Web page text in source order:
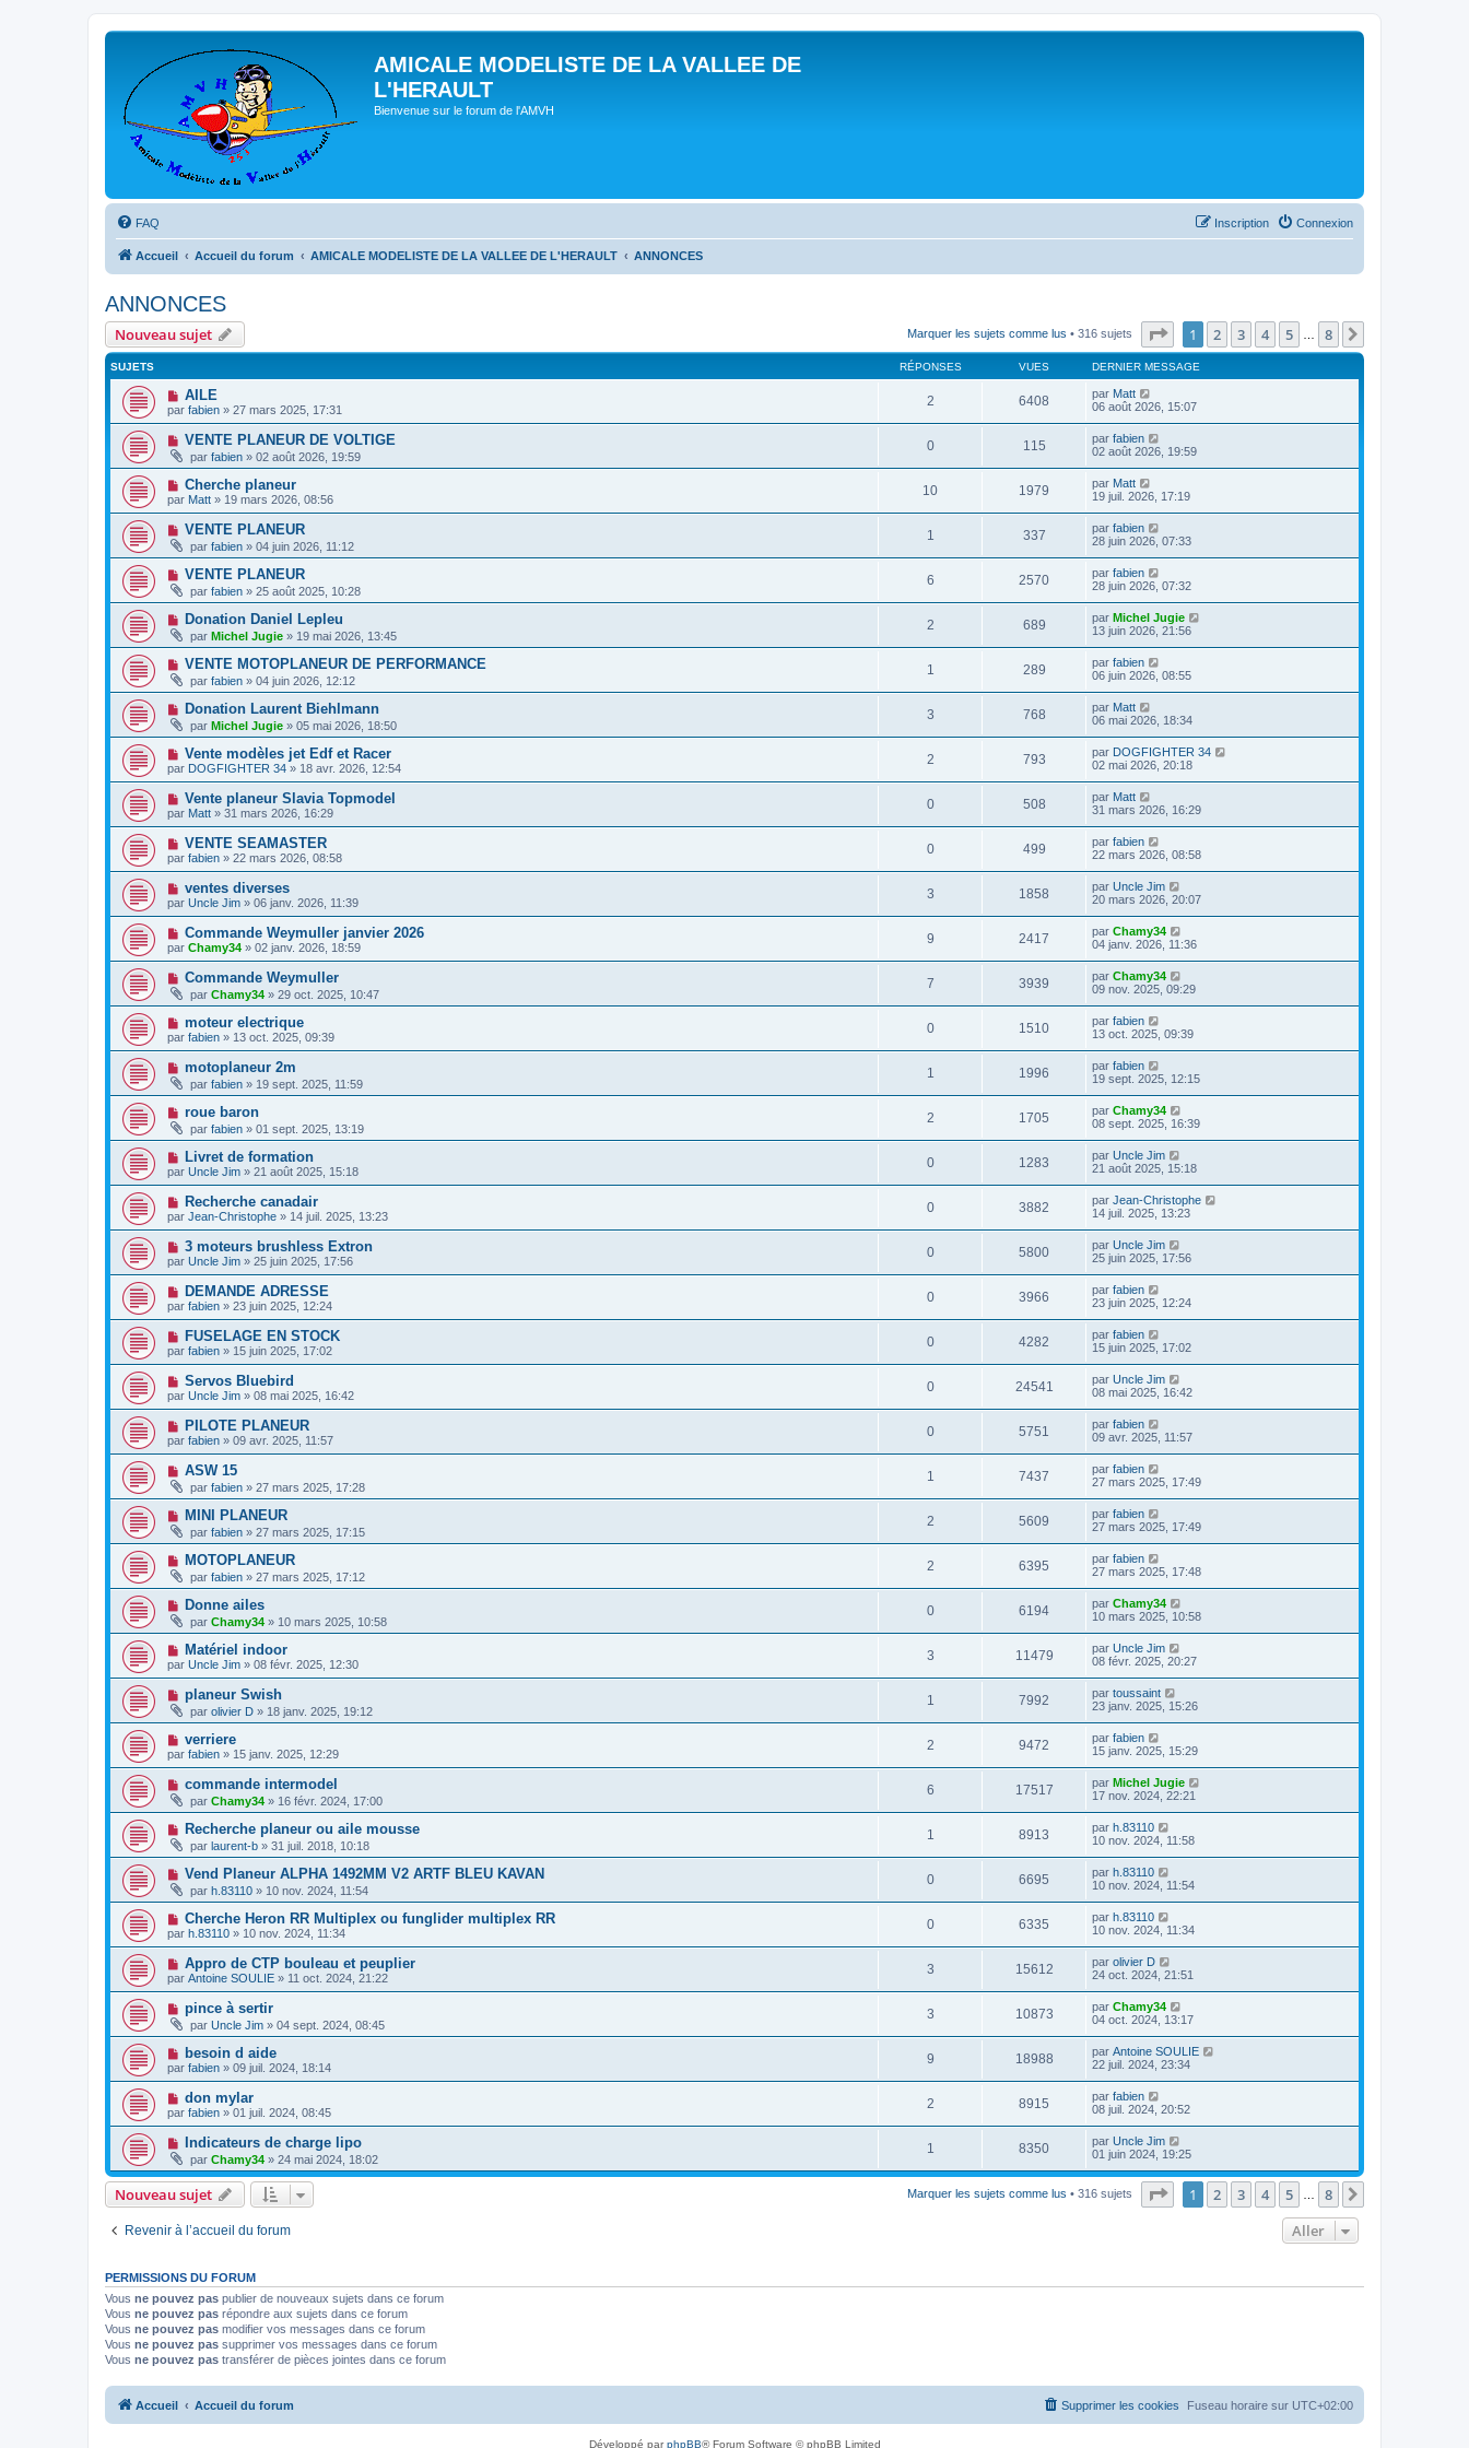
AMICALE MODELISTE DE LA VALLEE DE
L'HERAULT
Bienvenue sur le forum de l'AMVH
FAQ Connexion
Inscription
Accueil Accueil du forum AMICALE MODELISTE DE LA VALLEE DE L'HERAULT ANNONCES
ANNONCES
Nouveau sujet Marquer les sujets comme lus • 316 sujets Page sur8
1 2 3 4 5 8
SUJETS RÉPONSES VUES DERNIER MESSAGE
AILE
par fabien » 27 mars 2025, 17:31
2 6408 par Matt
06 août 2026, 15:07
VENTE PLANEUR DE VOLTIGE
par fabien » 02 août 2026, 19:59
0 115 par fabien
02 août 2026, 19:59
Cherche planeur
par Matt » 19 mars 2026, 08:56
10 1979 par Matt
19 juil. 2026, 17:19
VENTE PLANEUR
par fabien » 04 juin 2026, 11:12
1 337 par fabien
28 juin 2026, 07:33
VENTE PLANEUR
par fabien » 25 août 2025, 10:28
6 2570 par fabien
28 juin 2026, 07:32
Donation Daniel Lepleu
par Michel Jugie » 19 mai 2026, 13:45
2 689 par Michel Jugie
13 juin 2026, 21:56
VENTE MOTOPLANEUR DE PERFORMANCE
par fabien » 04 juin 2026, 12:12
1 289 par fabien
06 juin 2026, 08:55
Donation Laurent Biehlmann
par Michel Jugie » 05 mai 2026, 18:50
3 768 par Matt
06 mai 2026, 18:34
Vente modèles jet Edf et Racer
par DOGFIGHTER 34 » 18 avr. 2026, 12:54
2 793 par DOGFIGHTER 34
02 mai 2026, 20:18
Vente planeur Slavia Topmodel
par Matt » 31 mars 2026, 16:29
0 508 par Matt
31 mars 2026, 16:29
VENTE SEAMASTER
par fabien » 22 mars 2026, 08:58
0 499 par fabien
22 mars 2026, 08:58
ventes diverses
par Uncle Jim » 06 janv. 2026, 11:39
3 1858 par Uncle Jim
20 mars 2026, 20:07
Commande Weymuller janvier 2026
par Chamy34 » 02 janv. 2026, 18:59
9 2417 par Chamy34
04 janv. 2026, 11:36
Commande Weymuller
par Chamy34 » 29 oct. 2025, 10:47
7 3939 par Chamy34
09 nov. 2025, 09:29
moteur electrique
par fabien » 13 oct. 2025, 09:39
0 1510 par fabien
13 oct. 2025, 09:39
motoplaneur 2m
par fabien » 19 sept. 2025, 11:59
1 1996 par fabien
19 sept. 2025, 12:15
roue baron
par fabien » 01 sept. 2025, 13:19
2 1705 par Chamy34
08 sept. 2025, 16:39
Livret de formation
par Uncle Jim » 21 août 2025, 15:18
0 1283 par Uncle Jim
21 août 2025, 15:18
Recherche canadair
par Jean-Christophe » 14 juil. 2025, 13:23
0 3882 par Jean-Christophe
14 juil. 2025, 13:23
3 moteurs brushless Extron
par Uncle Jim » 25 juin 2025, 17:56
0 5800 par Uncle Jim
25 juin 2025, 17:56
DEMANDE ADRESSE
par fabien » 23 juin 2025, 12:24
0 3966 par fabien
23 juin 2025, 12:24
FUSELAGE EN STOCK
par fabien » 15 juin 2025, 17:02
0 4282 par fabien
15 juin 2025, 17:02
Servos Bluebird
par Uncle Jim » 08 mai 2025, 16:42
0 24541 par Uncle Jim
08 mai 2025, 16:42
PILOTE PLANEUR
par fabien » 09 avr. 2025, 11:57
0 5751 par fabien
09 avr. 2025, 11:57
ASW 15
par fabien » 27 mars 2025, 17:28
1 7437 par fabien
27 mars 2025, 17:49
MINI PLANEUR
par fabien » 27 mars 2025, 17:15
2 5609 par fabien
27 mars 2025, 17:49
MOTOPLANEUR
par fabien » 27 mars 2025, 17:12
2 6395 par fabien
27 mars 2025, 17:48
Donne ailes
par Chamy34 » 10 mars 2025, 10:58
0 6194 par Chamy34
10 mars 2025, 10:58
Matériel indoor
par Uncle Jim » 08 févr. 2025, 12:30
3 11479 par Uncle Jim
08 févr. 2025, 20:27
planeur Swish
par olivier D » 18 janv. 2025, 19:12
1 7992 par toussaint
23 janv. 2025, 15:26
verriere
par fabien » 15 janv. 2025, 12:29
2 9472 par fabien
15 janv. 2025, 15:29
commande intermodel
par Chamy34 » 16 févr. 2024, 17:00
6 17517 par Michel Jugie
17 nov. 2024, 22:21
Recherche planeur ou aile mousse
par laurent-b » 31 juil. 2018, 10:18
1 8913 par h.83110
10 nov. 2024, 11:58
Vend Planeur ALPHA 1492MM V2 ARTF BLEU KAVAN
par h.83110 » 10 nov. 2024, 11:54
0 6695 par h.83110
10 nov. 2024, 11:54
Cherche Heron RR Multiplex ou funglider multiplex RR
par h.83110 » 10 nov. 2024, 11:34
0 6335 par h.83110
10 nov. 2024, 11:34
Appro de CTP bouleau et peuplier
par Antoine SOULIE » 11 oct. 2024, 21:22
3 15612 par olivier D
24 oct. 2024, 21:51
pince à sertir
par Uncle Jim » 04 sept. 2024, 08:45
3 10873 par Chamy34
04 oct. 2024, 13:17
besoin d aide
par fabien » 09 juil. 2024, 18:14
9 18988 par Antoine SOULIE
22 juil. 2024, 23:34
don mylar
par fabien » 01 juil. 2024, 08:45
2 8915 par fabien
08 juil. 2024, 20:52
Indicateurs de charge lipo
par Chamy34 » 24 mai 2024, 18:02
1 8350 par Uncle Jim
01 juin 2024, 19:25
Nouveau sujet Marquer les sujets comme lus • 316 sujets Page sur8
1 2 3 4 5 8
Revenir à l’accueil du forum Aller
PERMISSIONS DU FORUM
Vous ne pouvez pas publier de nouveaux sujets dans ce forum
Vous ne pouvez pas répondre aux sujets dans ce forum
Vous ne pouvez pas modifier vos messages dans ce forum
Vous ne pouvez pas supprimer vos messages dans ce forum
Vous ne pouvez pas transférer de pièces jointes dans ce forum
Accueil Accueil du forum Fuseau horaire sur UTC+02:00
Supprimer les cookies
Développé parphpBB® Forum Software © phpBB Limited